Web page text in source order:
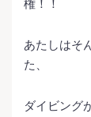
権！！
あたしはそ
た、
ダイビング